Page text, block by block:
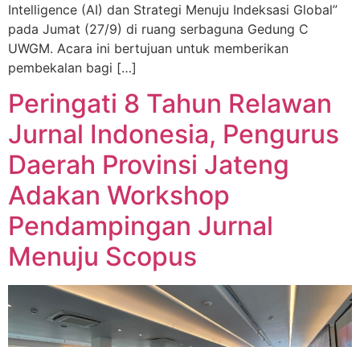
Intelligence (AI) dan Strategi Menuju Indeksasi Global”
pada Jumat (27/9) di ruang serbaguna Gedung C
UWGM. Acara ini bertujuan untuk memberikan
pembekalan bagi […]
Peringati 8 Tahun Relawan
Jurnal Indonesia, Pengurus
Daerah Provinsi Jateng
Adakan Workshop
Pendampingan Jurnal
Menuju Scopus